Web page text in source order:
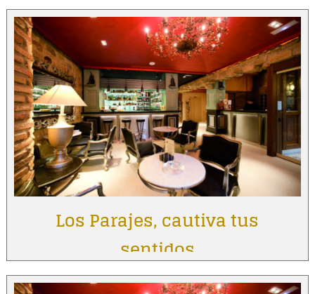
Los Parajes, cautiva tus
sentidos